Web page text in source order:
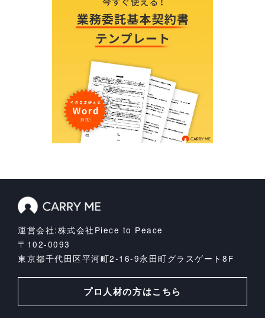
運営会社:株式会社Piece to Peace
〒102-0093
東京都千代田区平河町2-16-9永田町グラスゲート8F
プロ人材の方はこちら